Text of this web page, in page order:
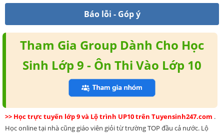
Báo lỗi - Góp ý
Tham Gia Group Dành Cho Học
Sinh Lớp 9 - Ôn Thi Vào Lớp 10
>> Học trực tuyến lớp 9 và Lộ trình UP10 trên Tuyensinh247.com .
Học online tại nhà cũng giáo viên giỏi từ trường TOP đầu cả nước. Lộ